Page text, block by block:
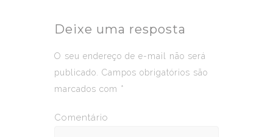
Deixe uma resposta
O seu endereço de e-mail não será
publicado.
Campos obrigatórios são
marcados com *
Comentário